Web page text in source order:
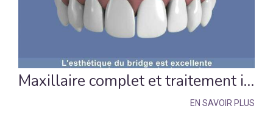
Maxillaire complet et traitement implantaire pour un bridge fixe scellé
EN SAVOIR PLUS